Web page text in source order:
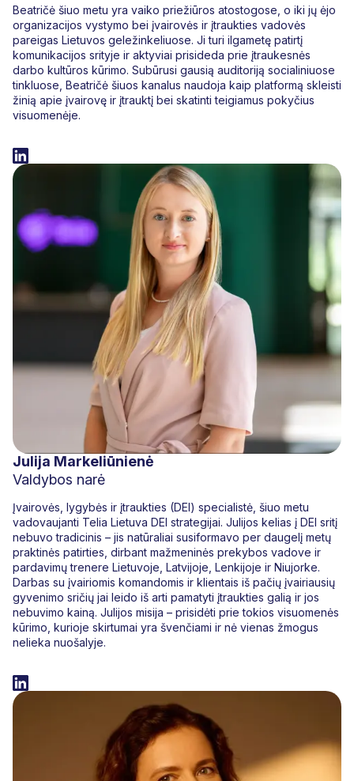
Beatričė šiuo metu yra vaiko priežiūros atostogose, o iki jų ėjo
organizacijos vystymo bei įvairovės ir įtraukties vadovės
pareigas Lietuvos geležinkeliuose. Ji turi ilgametę patirtį
komunikacijos srityje ir aktyviai prisideda prie įtraukesnės
darbo kultūros kūrimo. Subūrusi gausią auditoriją socialiniuose
tinkluose, Beatričė šiuos kanalus naudoja kaip platformą skleisti
žinią apie įvairovę ir įtrauktį bei skatinti teigiamus pokyčius
visuomenėje.
Julija Markeliūnienė
Valdybos narė
Įvairovės, lygybės ir įtraukties (DEI) specialistė, šiuo metu
vadovaujanti Telia Lietuva DEI strategijai. Julijos kelias į DEI sritį
nebuvo tradicinis – jis natūraliai susiformavo per daugelį metų
praktinės patirties, dirbant mažmeninės prekybos vadove ir
pardavimų trenere Lietuvoje, Latvijoje, Lenkijoje ir Niujorke.
Darbas su įvairiomis komandomis ir klientais iš pačių įvairiausių
gyvenimo sričių jai leido iš arti pamatyti įtraukties galią ir jos
nebuvimo kainą. Julijos misija – prisidėti prie tokios visuomenės
kūrimo, kurioje skirtumai yra švenčiami ir nė vienas žmogus
nelieka nuošalyje.